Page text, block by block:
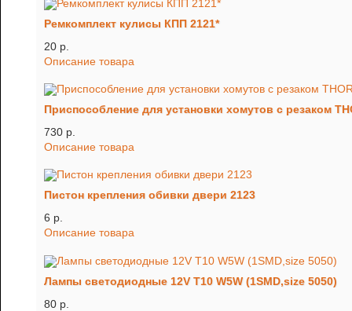
Ремкомплект кулисы КПП 2121*
20 p.
Описание товара
Приспособление для установки хомутов с резаком
730 p.
Описание товара
Пистон крепления обивки двери 2123
6 p.
Описание товара
Лампы светодиодные 12V T10 W5W (1SMD,size 5050)
80 p.